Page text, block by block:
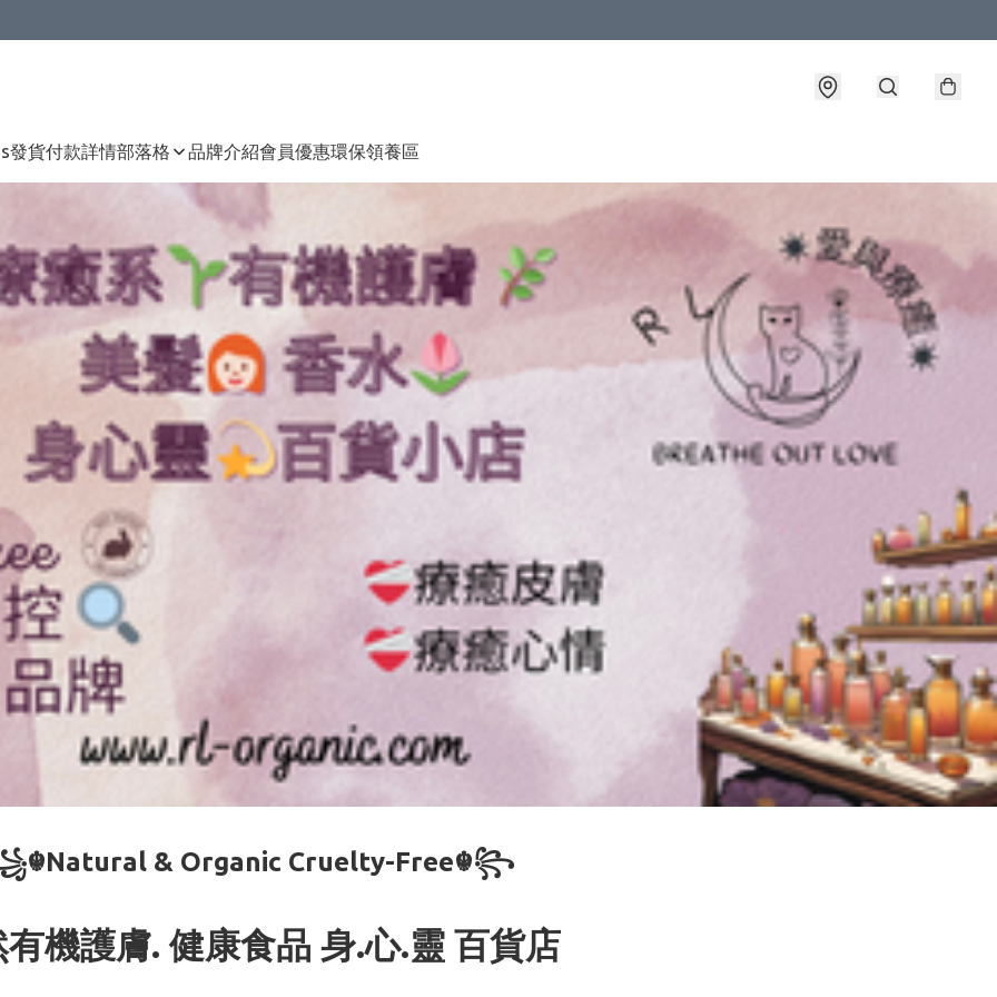
發貨付款詳情部落格 品牌介紹會員優惠環保領養區
& Organic Cruelty-Free☬꧂
機護膚. 健康食品 身.心.靈 百貨店